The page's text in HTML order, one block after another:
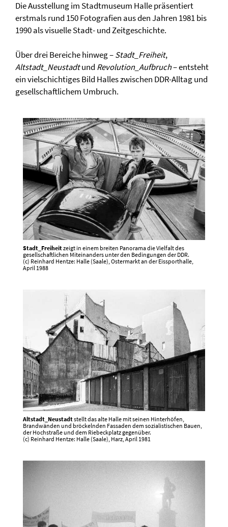
Die Ausstellung im Stadtmuseum Halle präsentiert
erstmals rund 150 Fotografien aus den Jahren 1981 bis
1990 als visuelle Stadt- und Zeitgeschichte.
Über drei Bereiche hinweg –Stadt_Freiheit,
Altstadt_Neustadtund Revolution_Aufbruch– entsteht
ein vielschichtiges Bild Halles zwischen DDR-Alltag und
gesellschaftlichem Umbruch.
Stadt_Freiheitzeigt in einem breiten Panorama die Vielfalt des
gesellschaftlichen Miteinanders unter den Bedingungen der DDR.
(c) Reinhard Hentze: Halle (Saale), Ostermarkt an der Eissporthalle,
April 1988
Altstadt_Neustadtstellt das alte Halle mit seinen Hinterhöfen,
Brandwänden und bröckelnden Fassaden dem sozialistischen Bauen,
der Hochstraße und dem Riebeckplatz gegenüber.
(c) Reinhard Hentze: Halle (Saale), Harz, April 1981